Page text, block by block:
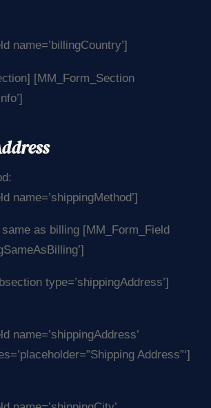
name=’billingCountry’]
[MM_Form_Section
name=’shippingMethod’]
as billing [MM_Form_Field
type=’shippingAddress’]
name=’shippingAddress’
Address”‘]